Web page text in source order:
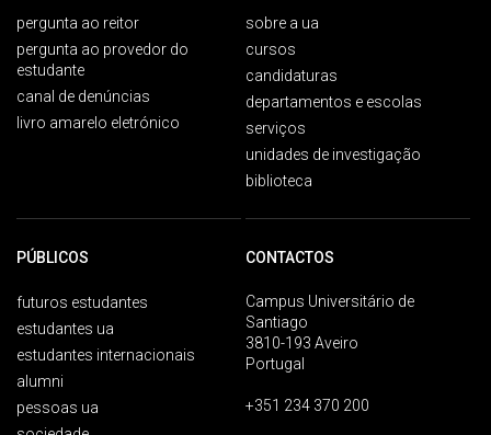
pergunta ao reitor
pergunta ao provedor do
estudante
canal de denúncias
livro amarelo eletrónico
sobre a ua
cursos
candidaturas
departamentos e escolas
serviços
unidades de investigação
biblioteca
PÚBLICOS
futuros estudantes
estudantes ua
estudantes internacionais
alumni
pessoas ua
CONTACTOS
Campus Universitário de
Santiago
3810-193 Aveiro
Portugal
+351 234 370 200